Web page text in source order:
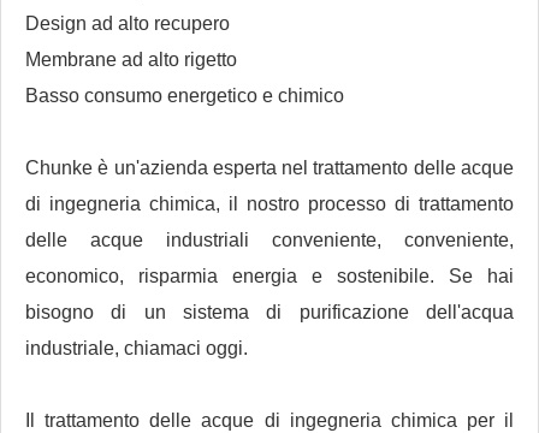
Design ad alto recupero
Membrane ad alto rigetto
Basso consumo energetico e chimico
Chunke è un'azienda esperta nel trattamento delle acque
di ingegneria chimica, il nostro processo di trattamento
delle acque industriali conveniente, conveniente,
economico, risparmia energia e sostenibile. Se hai
bisogno di un sistema di purificazione dell'acqua
industriale, chiamaci oggi.
Il trattamento delle acque di ingegneria chimica per il